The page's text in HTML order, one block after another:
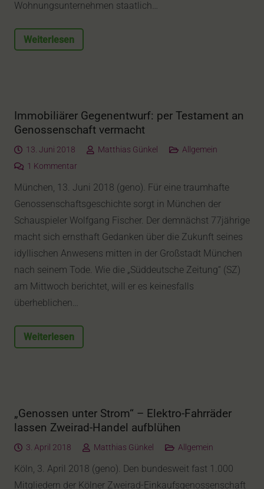
Wohnungsunternehmen staatlich…
Weiterlesen
Immobiliärer Gegenentwurf: per Testament an
Genossenschaft vermacht
13. Juni 2018 Matthias Günkel
Allgemein
1 Kommentar
München, 13. Juni 2018 (geno). Für eine traumhafte
Genossenschaftsgeschichte sorgt in München der
Schauspieler Wolfgang Fischer. Der demnächst 77jährige
macht sich ernsthaft Gedanken über die Zukunft seines
idyllischen Anwesens mitten in der Großstadt München
nach seinem Tode. Wie die „Süddeutsche Zeitung“ (SZ)
am Mittwoch berichtet, will er es keinesfalls
überheblichen…
Weiterlesen
„Genossen unter Strom“ – Elektro-Fahrräder
lassen Zweirad-Handel aufblühen
3. April 2018 Matthias Günkel Allgemein
Köln, 3. April 2018 (geno). Den bundesweit fast 1.000
Mitgliedern der Kölner Zweirad-Einkaufsgenossenschaft